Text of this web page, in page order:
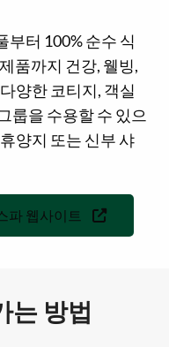
부터 100% 순수 식
품까지 건강, 웰빙,
양한 코티지, 객실
룹을 수용할 수 있으
양지 또는 신부 샤
파 웹사이트
는 방법